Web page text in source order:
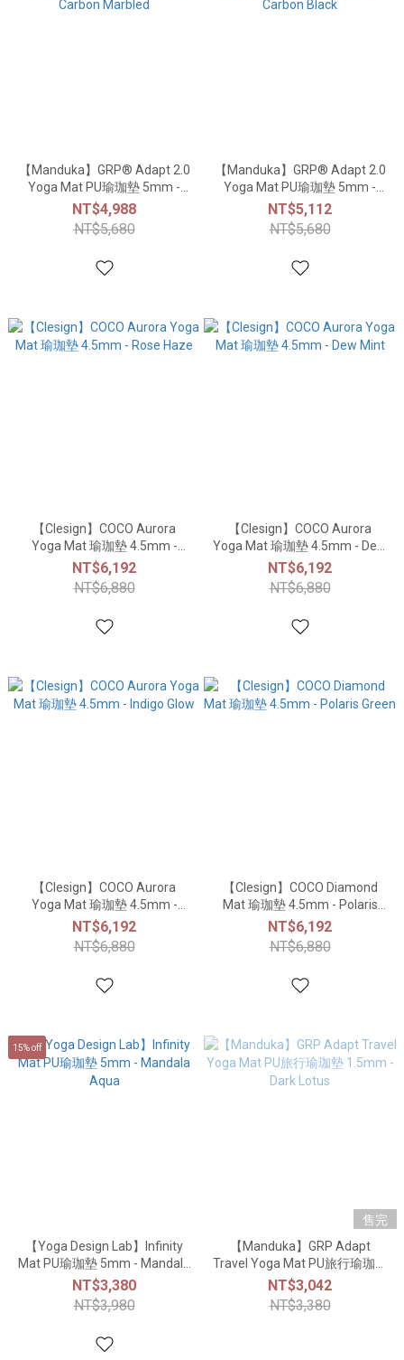
【Manduka】GRP® Adapt 2.0
Yoga Mat PU瑜珈墊 5mm -
Carbon Marbled
NT$4,988
NT$5,680
【Manduka】GRP® Adapt 2.0
Yoga Mat PU瑜珈墊 5mm -
Carbon Black
NT$5,112
NT$5,680
【Clesign】COCO Aurora
Yoga Mat 瑜珈墊 4.5mm -
Rose Haze
NT$6,192
NT$6,880
【Clesign】COCO Aurora
Yoga Mat 瑜珈墊 4.5mm - Dew
Mint
NT$6,192
NT$6,880
【Clesign】COCO Aurora
Yoga Mat 瑜珈墊 4.5mm -
Indigo Glow
NT$6,192
NT$6,880
【Clesign】COCO Diamond
Mat 瑜珈墊 4.5mm - Polaris
Green
NT$6,192
NT$6,880
15% off
【Yoga Design Lab】Infinity
Mat PU瑜珈墊 5mm - Mandala
Aqua
NT$3,380
NT$3,980
售完
【Manduka】GRP Adapt
Travel Yoga Mat PU旅行瑜珈墊
1.5mm - Dark Lotus
NT$3,042
NT$3,380